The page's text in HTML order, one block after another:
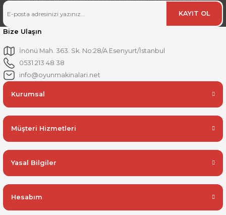
KAYIT OL
Bize Ulaşın
İnönü Mah. 363. Sk. No:28/A Esenyurt/İstanbul
0531 213 48 38
info@oyunmakinalari.net
Kurumsal
Müşteri Hizmetleri
Yasal Bilgiler
Hesabım